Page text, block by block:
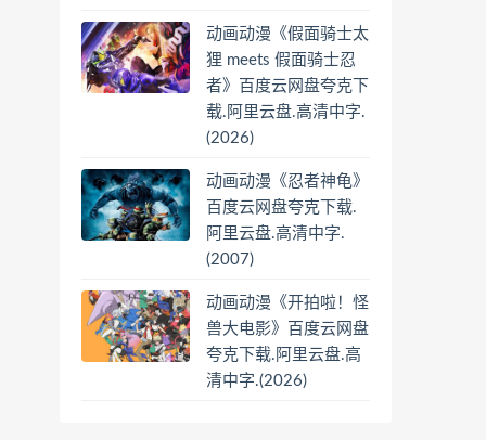
动画动漫《假面骑士太
狸 meets 假面骑士忍
者》百度云网盘夸克下
载.阿里云盘.高清中字.
(2026)
动画动漫《忍者神龟》
百度云网盘夸克下载.
阿里云盘.高清中字.
(2007)
动画动漫《开拍啦！怪
兽大电影》百度云网盘
夸克下载.阿里云盘.高
清中字.(2026)